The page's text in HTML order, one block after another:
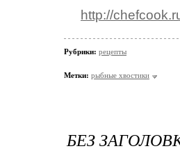
http://
Рубрики: рецепты
Метки: рыбные хвостики
БЕЗ